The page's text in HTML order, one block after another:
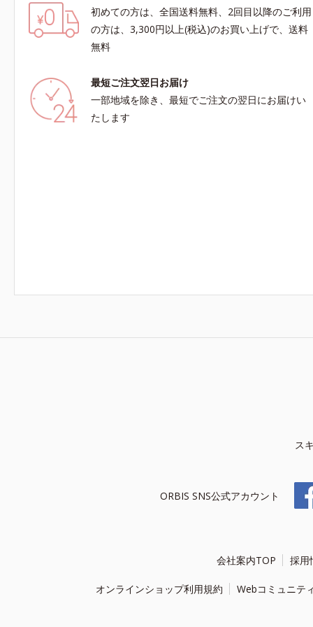
初めての方は、全国送料無料、2回目以降のご利用
の方は、3,300円以上(税込)のお買い上げで、送料
無料
最短ご注文翌日お届け
一部地域を除き、最短でご注文の翌日にお届けい
たします
ス
ORBIS SNS公式アカウント
会社案内TOP 採用
オンラインショップ利用規約 Webコミュニテ